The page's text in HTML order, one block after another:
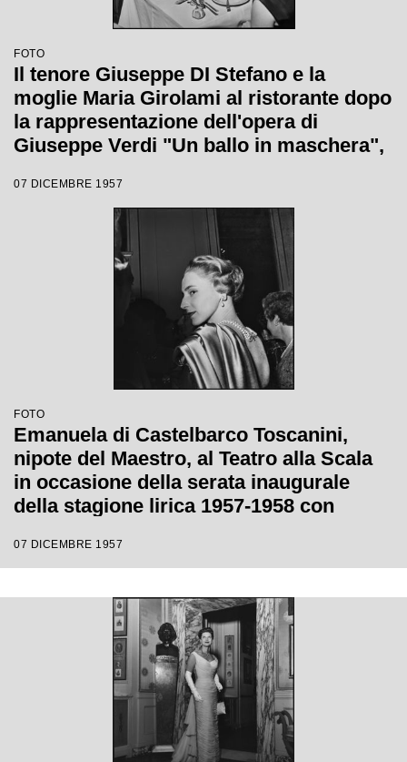
FOTO
Il tenore Giuseppe DI Stefano e la
moglie Maria Girolami al ristorante dopo
la rappresentazione dell'opera di
Giuseppe Verdi "Un ballo in maschera",
la regia di Margherita Wallmann con la
quale è stata inaugurata la stagione
lirica 1957-1958 del Teatro alla Scala
07 DICEMBRE 1957
FOTO
Emanuela di Castelbarco Toscanini,
nipote del Maestro, al Teatro alla Scala
in occasione della serata inaugurale
della stagione lirica 1957-1958 con
Giuseppe Verdi, diretta da Gianandrea
Wallmann
07 DICEMBRE 1957